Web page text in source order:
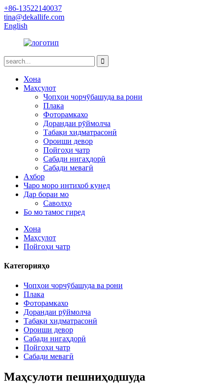
+86-13522140037
tina@dekallife.com
English
Хона
Маҳсулот
Чопҳои чорчӯбашуда ва рони
Плака
Фоторамкахо
Дорандаи рӯймолча
Табақи хидматрасонӣ
Ороиши девор
Пойгоҳи чатр
Сабади нигаҳдорӣ
Сабади мевагӣ
Ахбор
Чаро моро интихоб кунед
Дар бораи мо
Саволҳо
Бо мо тамос гиред
Хона
Маҳсулот
Пойгоҳи чатр
Категорияҳо
Чопҳои чорчӯбашуда ва рони
Плака
Фоторамкахо
Дорандаи рӯймолча
Табақи хидматрасонӣ
Ороиши девор
Сабади нигаҳдорӣ
Пойгоҳи чатр
Сабади мевагӣ
Маҳсулоти пешниҳодшуда